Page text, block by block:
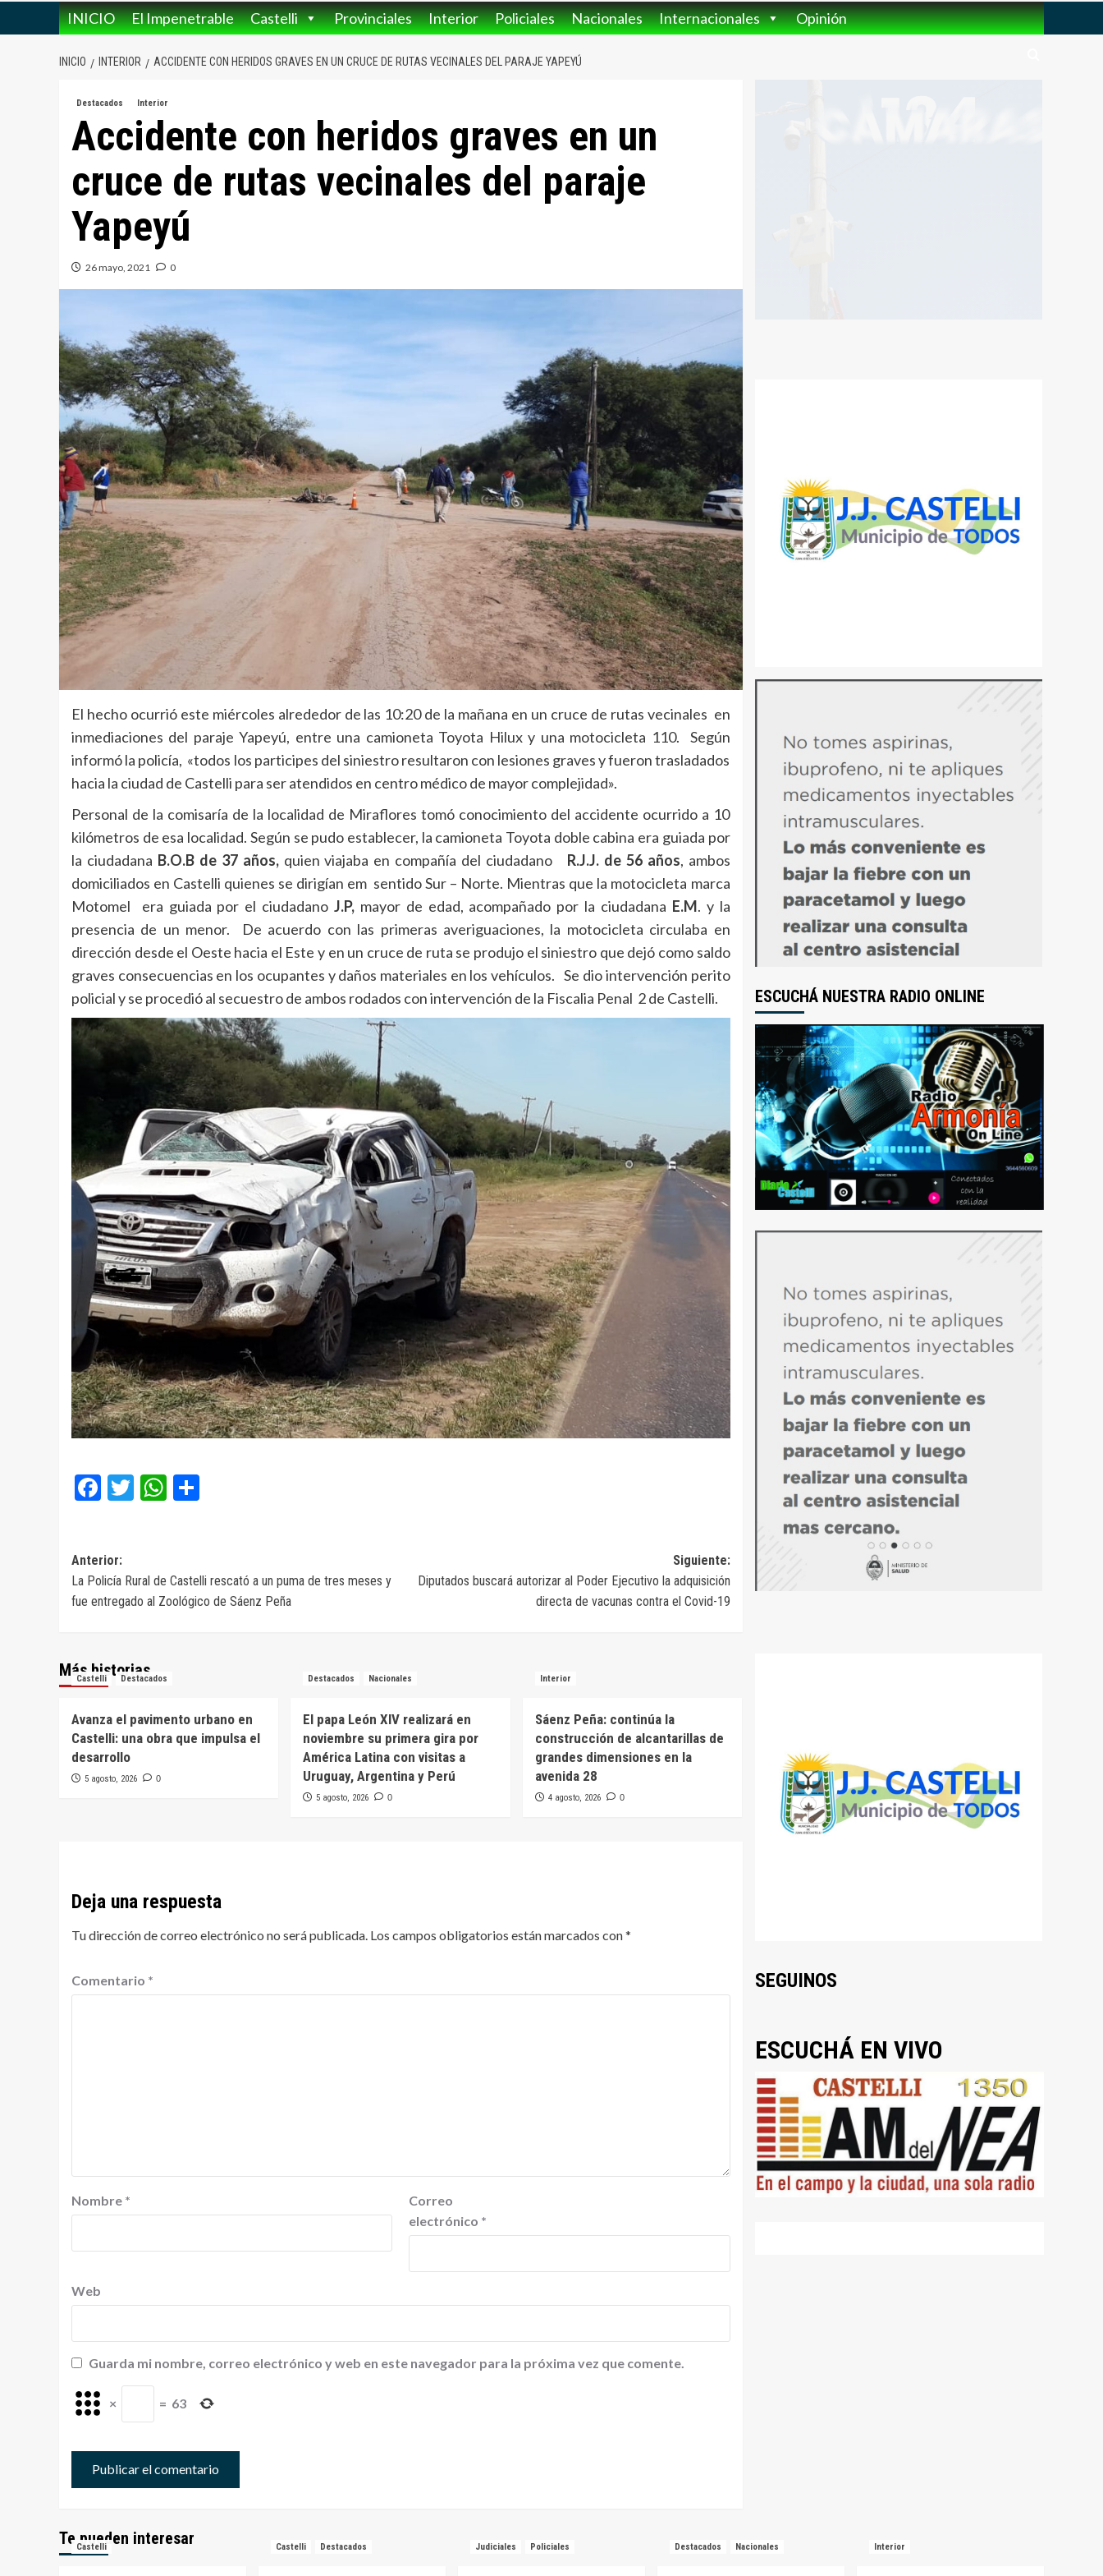
INICIO El Impenetrable Castelli Provinciales Interior Policiales Nacionales Internacionales Opinión
INICIO INTERIOR ACCIDENTE CON HERIDOS GRAVES EN UN CRUCE DE RUTAS VECINALES DEL PARAJE YAPEYÚ
Destacados Interior
Accidente con heridos graves en un
cruce de rutas vecinales del paraje
Yapeyú
26 mayo, 2021 0
El hecho ocurrió este miércoles alrededor de las 10:20 de la mañana en un cruce de rutas vecinales en
inmediaciones del paraje Yapeyú, entre una camioneta Toyota Hilux y una motocicleta 110. Según
informó la policía, «todos los participes del siniestro resultaron con lesiones graves y fueron trasladados
hacia la ciudad de Castelli para ser atendidos en centro médico de mayor complejidad».
Personal de la comisaría de la localidad de Miraflores tomó conocimiento del accidente ocurrido a 10
kilómetros de esa localidad. Según se pudo establecer, la camioneta Toyota doble cabina era guiada por
la ciudadana B.O.B de 37 años,quien viajaba en compañía del ciudadano R.J.J. de 56 años, ambos
domiciliados en Castelli quienes se dirigían em sentido Sur – Norte. Mientras que la motocicleta marca
Motomel era guiada por el ciudadano J.P,mayor de edad, acompañado por la ciudadana E.M. y la
presencia de un menor. De acuerdo con las primeras averiguaciones, la motocicleta circulaba en
dirección desde el Oeste hacia el Este y en un cruce de ruta se produjo el siniestro que dejó como saldo
graves consecuencias en los ocupantes y daños materiales en los vehículos. Se dio intervención perito
policial y se procedió al secuestro de ambos rodados con intervención de la Fiscalia Penal 2 de Castelli.
Facebook
TwitterWhatsApp
Navegación
de
entradas
Anterior:
La Policía Rural de Castelli rescató a un puma de tres meses y
fue entregado al Zoológico de Sáenz Peña
Siguiente:
Diputados buscará autorizar al Poder Ejecutivo la adquisición
directa de vacunas contra el Covid-19
Más historias
Castelli Destacados
Avanza el pavimento urbano en
Castelli: una obra que impulsa el
desarrollo
5 agosto, 2026 0
Destacados Nacionales
El papa León XIV realizará en
noviembre su primera gira por
América Latina con visitas a
Uruguay, Argentina y Perú
5 agosto, 2026 0
Interior
Sáenz Peña: continúa la
construcción de alcantarillas de
grandes dimensiones en la
avenida 28
4 agosto, 2026 0
Deja una respuesta
Tu dirección de correo electrónico no será publicada. Los campos obligatorios están marcados con*
Comentario *
Nombre *
Correo
electrónico *
Web
Guarda mi nombre, correo electrónico y web en este navegador para la próxima vez que comente.
× = 63
ESCUCHÁ NUESTRA RADIO ONLINE
SEGUINOS
ESCUCHÁ EN VIVO
Te pueden interesar
Castelli Castelli Destacados Judiciales Policiales Destacados Nacionales Interior